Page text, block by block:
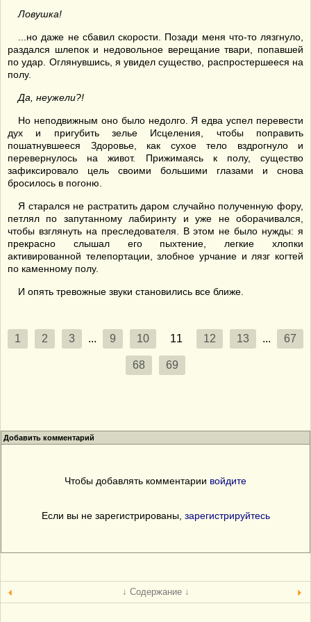
Ловушка!
...но даже не сбавил скорости. Позади меня что-то лязгнуло,
раздался шлепок и недовольное верещание твари, попавшей
по удар. Оглянувшись, я увидел существо, распростершееся на
полу.
Да, неужели?!
Но неподвижным оно было недолго. Я едва успел перевести
дух и пригубить зелье Исцеления, чтобы поправить
пошатнувшееся Здоровье, как сухое тело вздрогнуло и
перевернулось на живот. Прижимаясь к полу, существо
зафиксировало цель своими большими глазами и снова
бросилось в погоню.
Я старался не растратить даром случайно полученную фору,
петлял по запутанному лабиринту и уже не оборачивался,
чтобы взглянуть на преследователя. В этом не было нужды: я
прекрасно слышал его пыхтение, легкие хлопки
активированной телепортации, злобное урчание и лязг когтей
по каменному полу.
И опять тревожные звуки становились все ближе.
1 2 3 ... 9 10 11 12 13 ... 67
68 69
Добавить комментарий
Чтобы добавлять комментарии войдите
Если вы не зарегистрированы, зарегистрируйтесь
↓ Содержание ↓